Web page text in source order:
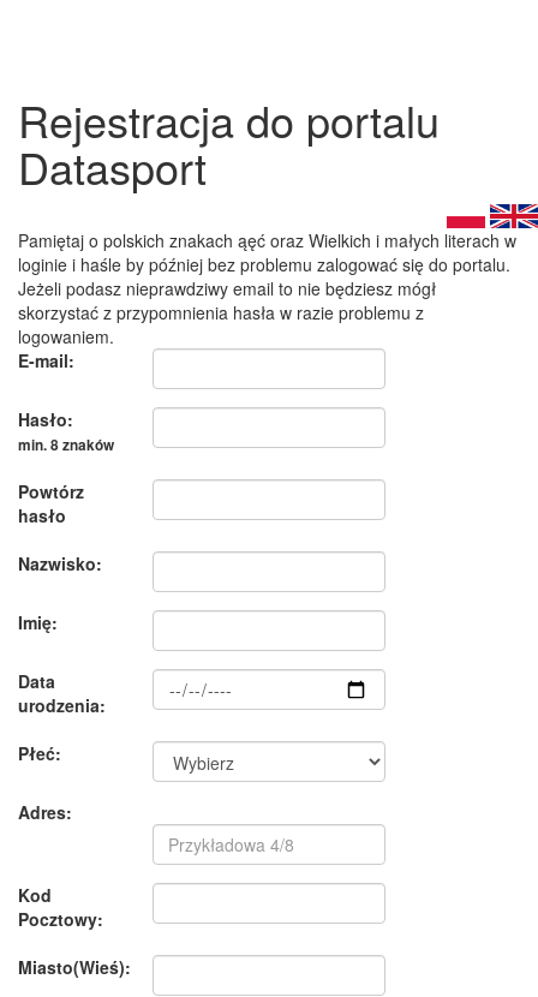
Rejestracja do portalu
Datasport
Pamiętaj o polskich znakach ąęć oraz Wielkich i małych literach w
loginie i haśle by później bez problemu zalogować się do portalu.
Jeżeli podasz nieprawdziwy email to nie będziesz mógł
skorzystać z przypomnienia hasła w razie problemu z
logowaniem.
E-mail:
Hasło:
min. 8 znaków
Powtórz
hasło
Nazwisko:
Imię:
Data
urodzenia:
Płeć:
Adres:
Kod
Pocztowy:
Miasto(Wieś):